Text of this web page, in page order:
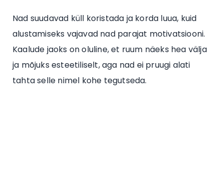
Nad suudavad küll koristada ja korda luua, kuid
alustamiseks vajavad nad parajat motivatsiooni.
Kaalude jaoks on oluline, et ruum näeks hea välja
ja mõjuks esteetiliselt, aga nad ei pruugi alati
tahta selle nimel kohe tegutseda.